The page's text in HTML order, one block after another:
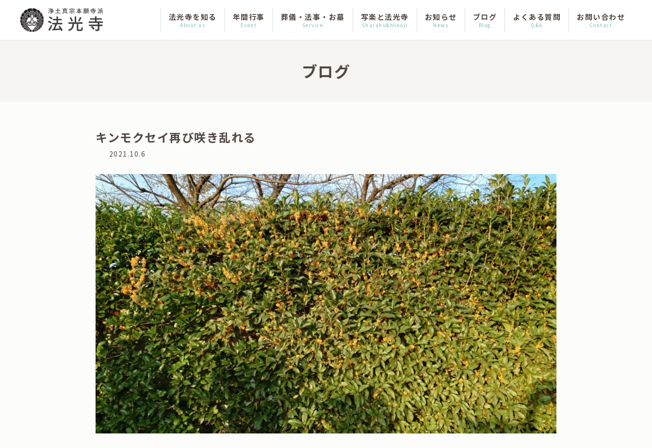
法光寺を知る
About us
年間行事
Event
葬儀・法事・お墓
Service
写楽と法光寺
Sharaku&hokoji
お知らせ
News
ブログ
Blog
よくある質問
Q&A
お問い合わせ
Contact
ブログ
キンモクセイ再び咲き乱れる
最
更
新
日
時
:
2021.10.6